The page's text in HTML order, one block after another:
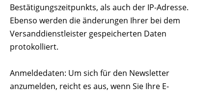
Bestätigungszeitpunkts, als auch der IP-Adresse.
Ebenso werden die änderungen Ihrer bei dem
Versanddienstleister gespeicherten Daten
protokolliert.
Anmeldedaten: Um sich für den Newsletter
anzumelden, reicht es aus, wenn Sie Ihre E-